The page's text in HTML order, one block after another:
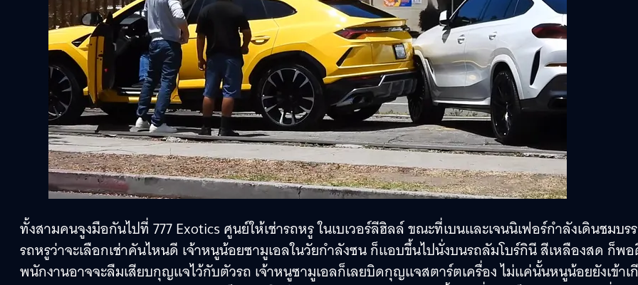
ทั้งสามคนจูงมือกันไปที่ 777 Exotics ศูนย์ให้เช่ารถหรู ในเบเวอร์ลีฮิลล์ ขณะที่เบนและเจนนิเฟอร์กำลังเดินชมบร
รถหรูว่าจะเลือกเช่าคันไหนดี เจ้าหนูน้อยซามูเอลในวัยกำลังซน ก็แอบขึ้นไปนั่งบนรถลัมโบร์กินี สีเหลืองสด ก็พ
พนักงานอาจจะลืมเสียบกุญแจไว้กับตัวรถ เจ้าหนูซามูเอลก็เลยบิดกุญแจสตาร์ตเครื่อง ไม่แค่นั้นหนูน้อยยังเข้าเ